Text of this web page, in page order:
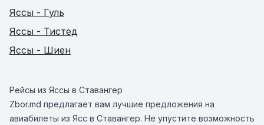
Яссы - Гуль
Яссы - Тистед
Яссы - Шиен
Рейсы из Яссы в Ставангер
Zbor.md предлагает вам лучшие предложения на
авиабилеты из Ясс в Ставангер. Не упустите возможность